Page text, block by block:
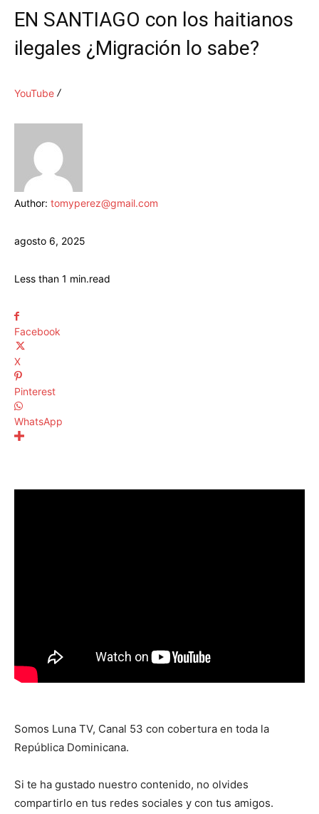
EN SANTIAGO con los haitianos
ilegales ¿Migración lo sabe?
YouTube
Author: tomyperez@gmail.com
agosto 6, 2025
Less than 1 min.read
Facebook
X
Pinterest
WhatsApp
Somos Luna TV, Canal 53 con cobertura en toda la
República Dominicana.
Si te ha gustado nuestro contenido, no olvides
compartirlo en tus redes sociales y con tus amigos.